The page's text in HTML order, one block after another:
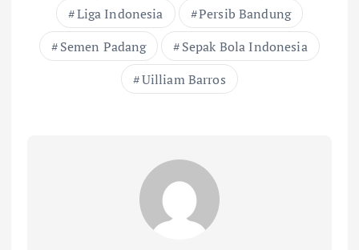
Liga Indonesia
Persib Bandung
Semen Padang
Sepak Bola Indonesia
Uilliam Barros